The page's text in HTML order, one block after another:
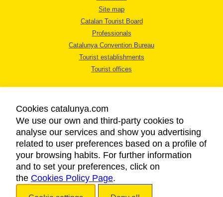
Site map
Catalan Tourist Board
Professionals
Catalunya Convention Bureau
Tourist establishments
Tourist offices
LEGAL NOTICE
PRIVACY POLICY
COOKIES POLICY
ACCESSIBILITY
Cookies catalunya.com
We use our own and third-party cookies to
analyse our services and show you advertising
related to user preferences based on a profile of
your browsing habits. For further information
and to set your preferences, click on
the Cookies Policy Page.